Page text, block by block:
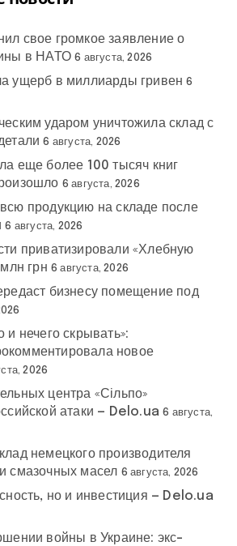
свое громкое заявление о
в НАТО 6 августа, 2026
ущерб в миллиарды гривен 6
ударом уничтожила склад с
6 августа, 2026
еще более 100 тысяч книг
6 августа, 2026
продукцию на складе после
6 августа, 2026
приватизировали «Хлебную
грн 6 августа, 2026
бизнесу помещение под
нечего скрывать»:
новое
2026
центра «Сільпо»
атаки — Delo.ua 6 августа,
немецкого производителя
смазочных масел 6 августа, 2026
но и инвестиция — Delo.ua
войны в Украине: экс-